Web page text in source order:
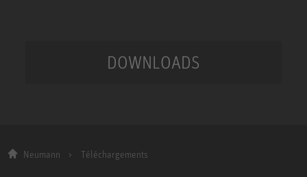
DOWNLOADS
Neumann Téléchargements